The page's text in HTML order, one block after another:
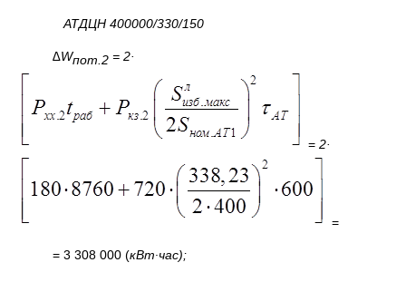
АТДЦН 400000/330/150
∆Wпот.2= 2·
= 2·
=
= 3 308 000 (кВт∙час);